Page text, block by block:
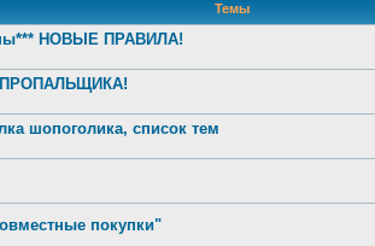
Темы
НОВЫЕ ПРАВИЛА!
шопоголика, список тем
покупки"